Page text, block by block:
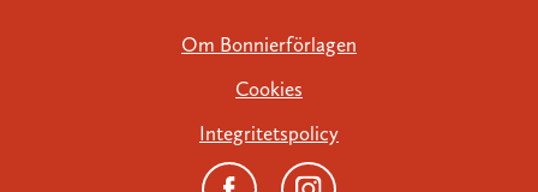
Om Bonnierförlagen
Cookies
Integritetspolicy